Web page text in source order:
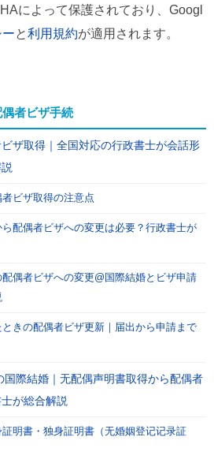
によって保護されており、Googl
と利用規約が適用されます。
者ビザ手続
ザ取得｜全国対応の行政書士が会話形
ビザ取得の注意点
配偶者ビザへの変更は必要？行政書士が
偶者ビザへの変更@国際結婚とビザ申請
きの配偶者ビザ更新｜届出から申請まで
国際結婚｜无配偶声明書取得から配偶者
が総合解説
明書・独身証明書（无婚姻登记记录証